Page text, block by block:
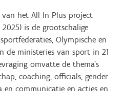
van het All In Plus project
is de grootschalige
Olympische en
de ministeries van sport in 21
omvatte de thema’s
coaching, officials, gender
en communicatie en acties en